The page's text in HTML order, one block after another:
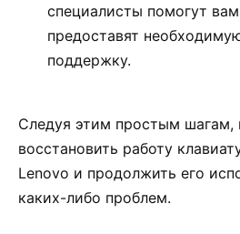
специалисты помогут
предоставят
поддержку.
Следуя этим простым
восстановить работу
Lenovo и продолжить его
каких-либо проблем.